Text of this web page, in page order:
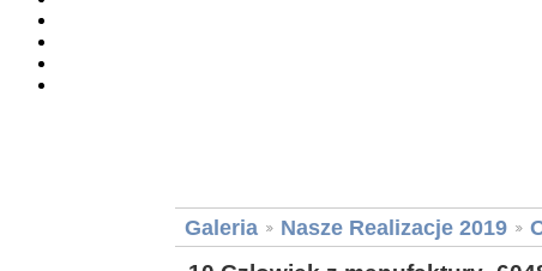
Galeria Nasze Realizacje 2019